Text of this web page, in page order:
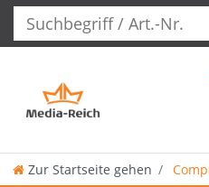
Zur Startseite gehen